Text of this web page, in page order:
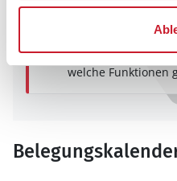
oder setzen
Nachdem
haben, können Sie
welche Funktionen